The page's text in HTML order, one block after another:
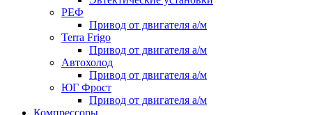
РЕФ
Привод от двигателя а/м
Terra Frigo
Привод от двигателя а/м
Автохолод
Привод от двигателя а/м
ЮГ Фрост
Привод от двигателя а/м